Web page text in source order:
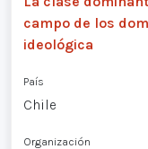
campo de los
ideológica
País
Chile
Organización